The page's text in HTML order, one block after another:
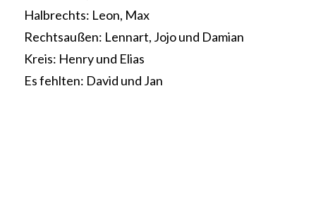
Halbrechts: Leon, Max
Rechtsaußen: Lennart, Jojo und Damian
Kreis: Henry und Elias
Es fehlten: David und Jan